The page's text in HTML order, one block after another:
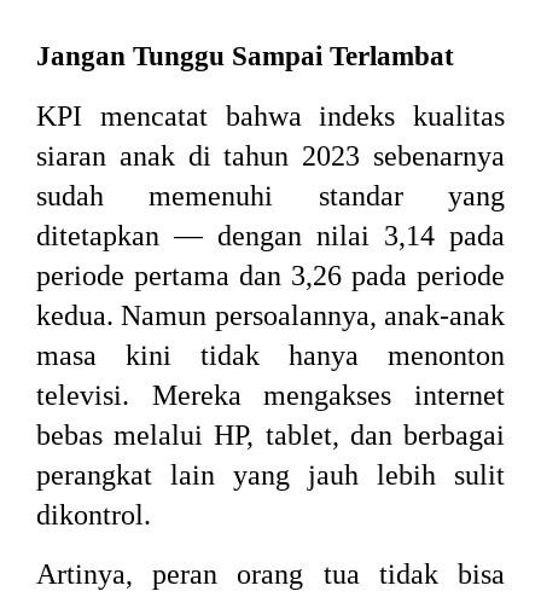
Jangan Tunggu Sampai Terlambat
KPI mencatat bahwa indeks kualitas
siaran anak di tahun 2023 sebenarnya
sudah memenuhi standar yang
ditetapkan — dengan nilai 3,14 pada
periode pertama dan 3,26 pada periode
kedua. Namun persoalannya, anak-anak
masa kini tidak hanya menonton
televisi. Mereka mengakses internet
bebas melalui HP, tablet, dan berbagai
perangkat lain yang jauh lebih sulit
dikontrol.
Artinya, peran orang tua tidak bisa